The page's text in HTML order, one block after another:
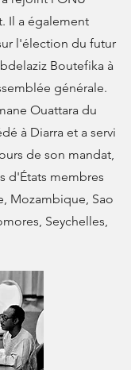
Il a également
l'élection du futur
Boutefika à
générale.
Ouattara du
à Diarra et a servi
de son mandat,
d'États membres
Mozambique, Sao
Seychelles,